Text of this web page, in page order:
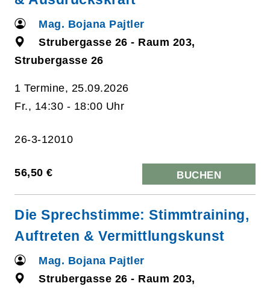
Mag. Bojana Pajtler
Strubergasse 26 - Raum 203,
Strubergasse 26
1 Termine, 25.09.2026
Fr., 14:30 - 18:00 Uhr
26-3-12010
56,50 € BUCHEN
Die Sprechstimme: Stimmtraining,
Auftreten & Vermittlungskunst
Mag. Bojana Pajtler
Strubergasse 26 - Raum 203,